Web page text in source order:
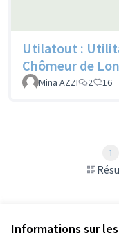
Informations sur
Utilatout :
Chômeur de
Mina AZZI 2 16
1
Voir toutes les